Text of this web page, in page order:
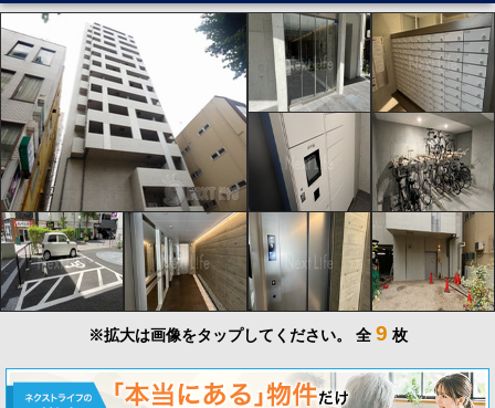
※拡大は画像をタップしてください。 全 9 枚